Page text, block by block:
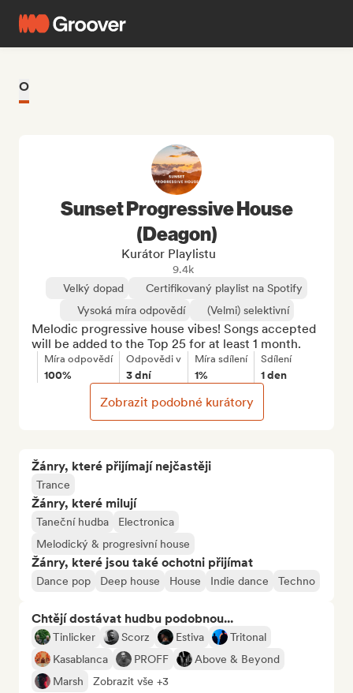
O
Žánry, které přijímají nejčastěji
Trance
Žánry, které milují
Taneční hudba
Electronica
Melodický & progresivní house
Žánry, které jsou také ochotni přijímat
Dance pop Deep house House Indie dance Techno
Chtějí dostávat hudbu podobnou...
Tinlicker Scorz Estiva
Tritonal
Kasablanca
PROFF
Above & Beyond
Marsh
Zobrazit vše +3
Sunset Progressive House
(Deagon)
Kurátor Playlistu
9.4k
Velký dopad
Certifikovaný playlist na Spotify
Vysoká míra odpovědí
(Velmi) selektivní
Melodic progressive house vibes! Songs accepted
will be added to the Top 25 for at least 1 month.
Míra odpovědí
100%
Odpovědi v
3 dní
Míra sdílení
1%
Sdílení
1 den
Zobrazit podobné kurátory